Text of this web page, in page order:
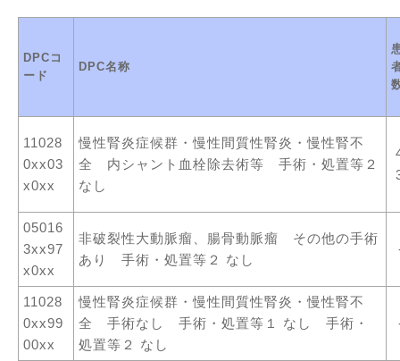
DPCコ
ード
DPC名称
11028
0xx03
x0xx
慢性腎炎症候群・慢性間質性腎炎・慢性腎不
全 内シャント血栓除去術等 手術・処置等２
なし
05016
3xx97
x0xx
非破裂性大動脈瘤、腸骨動脈瘤 その他の手術
あり 手術・処置等２ なし
11028
0xx99
00xx
慢性腎炎症候群・慢性間質性腎炎・慢性腎不
全 手術なし 手術・処置等１ なし 手術・
処置等２ なし